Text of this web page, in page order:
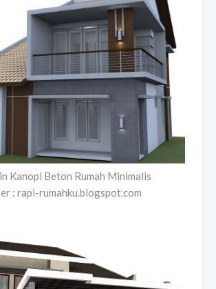
Kanopi Beton Rumah Minimalis
: rapi-rumahku.blogspot.com